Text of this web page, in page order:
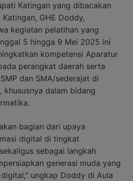
Katingan yang dibacakan
GHE Doddy,
kegiatan pelatihan yang
5 hingga 9 Mei 2025 ini
kompetensi Aparatur
perangkat daerah serta
dan SMA/sederajat di
khususnya dalam bidang
bagian dari upaya
digital di tingkat
sebagai langkah
generasi muda yang
ungkap Doddy di Aula